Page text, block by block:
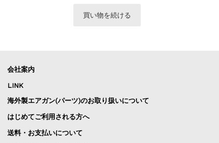
会社案内
LINK
海外製エアガン(パーツ)のお取り扱いについて
はじめてご利用される方へ
送料・お支払いについて